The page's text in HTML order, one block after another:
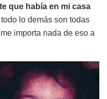
que había en mi casa
lo demás son todas
importa nada de eso a